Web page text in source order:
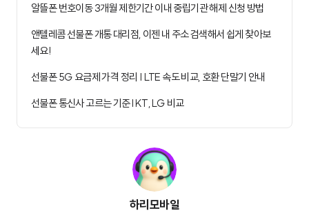
알뜰폰 번호이동 3개월 제한기간 이내 중립기관 해제 신청 방법
앤텔레콤 선불폰 개통 대리점, 이젠 내 주소 검색해서 쉽게 찾아보
세요!
선불폰 5G 요금제 가격 정리 | LTE 속도 비교, 호환 단말기 안내
선불폰 통신사 고르는 기준 I KT, LG 비교
하리모바일